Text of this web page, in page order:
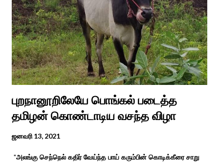
அவர்களால் காளையார் கோவிலில் இரண்டாம் மனைவி கௌரி
நாச்சியாருடன் கொல்லபட்டார். அவரது முதல் மனைவி
வேலுநாச்சியார...
புறநானூறிலேயே பொங்கல் படைத்த
தமிழன் கொண்டாடிய வசந்த விழா
ஜனவரி 13, 2021
"அலங்கு செந்நெல் கதிர் வேய்ந்த பாய் கரும்பின் கொடிக்கீரை சாறு